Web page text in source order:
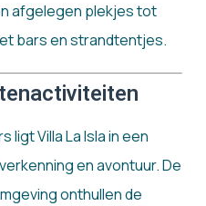
afgelegen plekjes tot
bars en strandtentjes.
ligt Villa La Isla in een
en avontuur. De
onthullen de